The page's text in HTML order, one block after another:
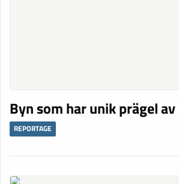
Byn som har unik prägel
REPORTAGE